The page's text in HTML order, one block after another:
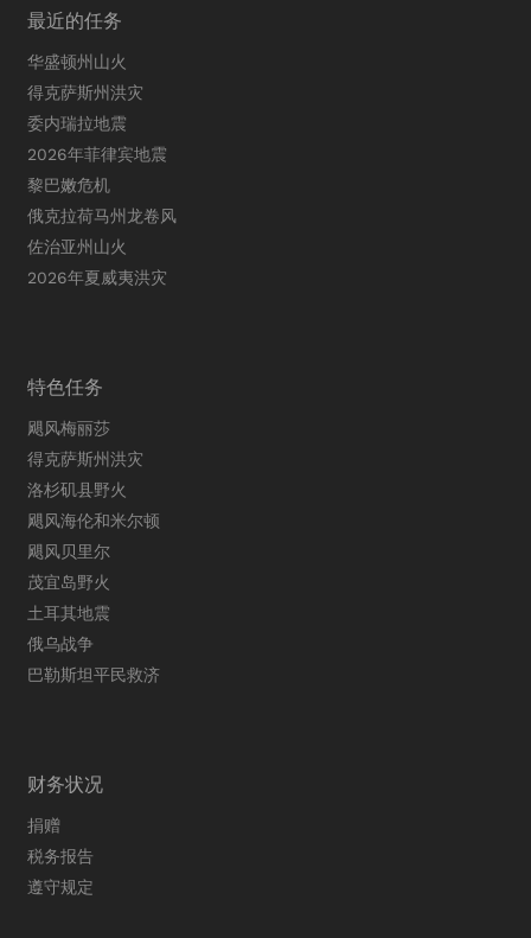
最近的任务
华盛顿州山火
得克萨斯州洪灾
委内瑞拉地震
2026年菲律宾地震
黎巴嫩危机
俄克拉荷马州龙卷风
佐治亚州山火
2026年夏威夷洪灾
特色任务
飓风梅丽莎
得克萨斯州洪灾
洛杉矶县野火
飓风海伦和米尔顿
飓风贝里尔
茂宜岛野火
土耳其地震
俄乌战争
巴勒斯坦平民救济
财务状况
捐赠
税务报告
遵守规定